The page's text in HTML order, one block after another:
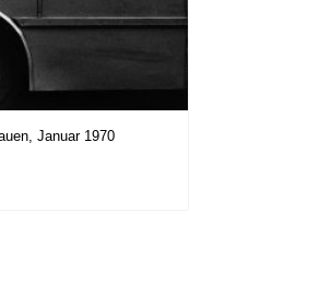
Januar 1970